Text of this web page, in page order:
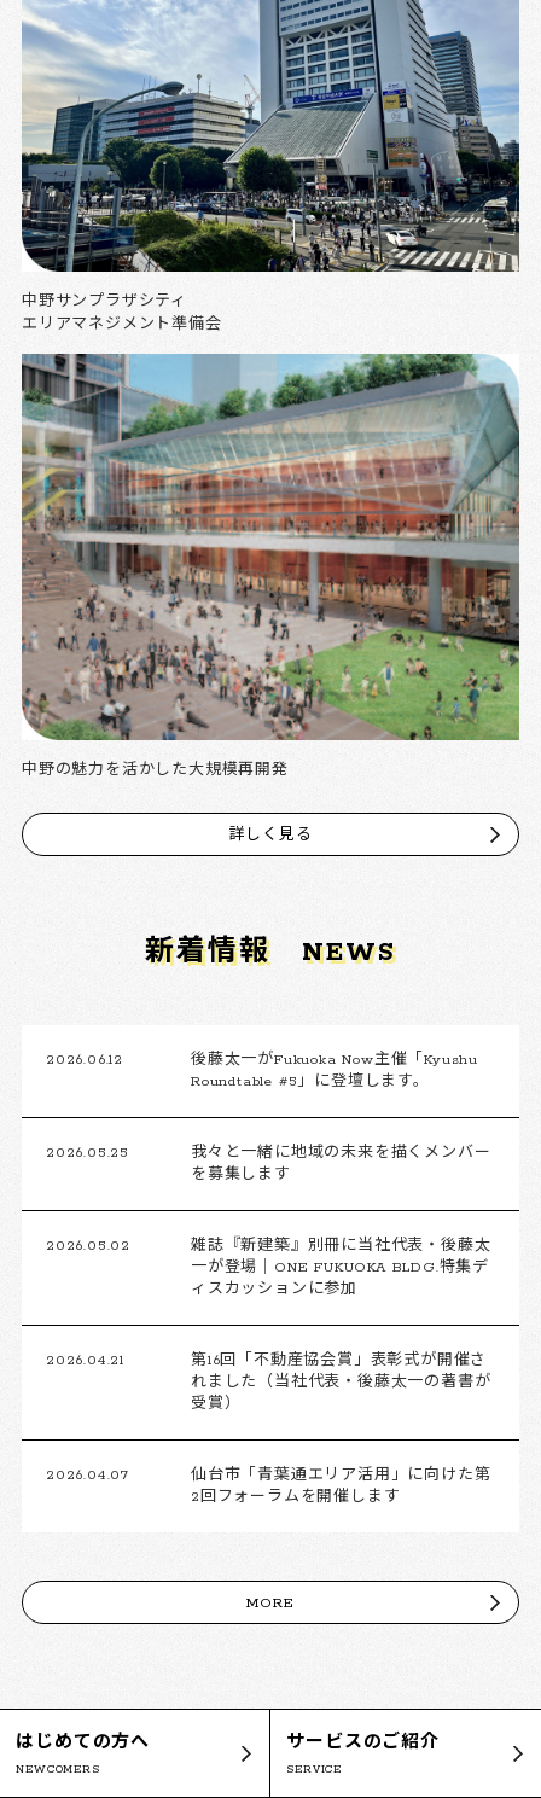
中野サンプラザシティ
エリアマネジメント準備会
中野の魅力を活かした大規模再開発
詳しく見る
新着情報 NEWS
2026.06.12
後藤太一がFukuoka Now主催「Kyushu
Roundtable #5」に登壇します。
2026.05.25
我々と一緒に地域の未来を描くメンバー
を募集します
2026.05.02
雑誌『新建築』別冊に当社代表・後藤太
一が登場｜ONE FUKUOKA BLDG.特集デ
ィスカッションに参加
2026.04.21
第16回「不動産協会賞」表彰式が開催さ
れました（当社代表・後藤太一の著書が
受賞）
2026.04.07
仙台市「青葉通エリア活用」に向けた第
2回フォーラムを開催します
MORE
はじめての方へ
NEWCOMERS
サービスのご紹介
SERVICE